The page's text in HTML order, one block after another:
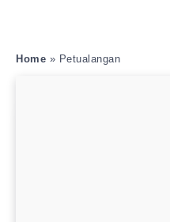
Home » Petualangan